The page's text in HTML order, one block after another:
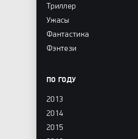
Триллер
Ужасы
Фантастика
Фэнтези
ПО ГОДУ
2013
2014
2015